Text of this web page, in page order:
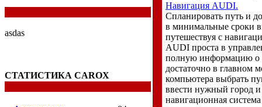
asdas
СТАТИСТИКА CAROX
Навигация AUDI.
Спланировать путь и
в минимальные сроки
путешествуя с
AUDI проста в
полную информацию о
достаточно в главном
компьютера выбрать
ввести нужный город
навигационная система